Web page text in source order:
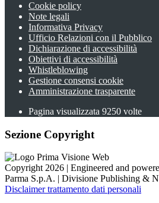
Cookie policy
Note legali
Informativa Privacy
Ufficio Relazioni con il Pubblico
Dichiarazione di accessibilità
Obiettivi di accessibilità
Whistleblowing
Gestione consensi cookie
Amministrazione trasparente
Pagina visualizzata 9250 volte
Sezione Copyright
Copyright 2026 | Engineered and
Parma S.p.A. | Divisione Publishing &
Disclaimer trattamento dati personali